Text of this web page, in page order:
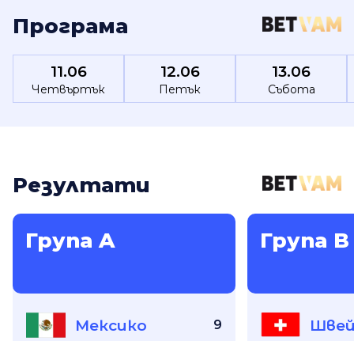
Програма
11.06
Четвъртък
12.06
Петък
13.06
Събота
Резултати
Група A
Мексико 9
Група B